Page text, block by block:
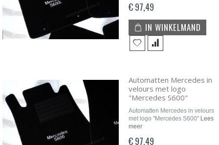
€ 97,49
IN WINKELMAND
Automatten Mercedes in
velours met logo
"Mercedes S600"
Automatten Mercedes in velours
met logo "Mercedes S600" Lees
meer
€ 97,49